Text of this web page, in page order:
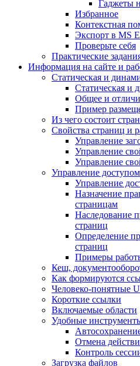
Гаджеты
Избранное
Контекстная
Экспорт в MS
Проверьте себя
Практические
Информация на сайте и
Статическая и
Статическая и
Общее и
Пример
Из чего состоит
Свойства страниц и
Управление
Управление
Управление
Управление
Управление
Назначение
страницам
Наследование
страниц
Определение
страниц
Примеры
Кеш,
Как формируются
Человеко-понятные
Короткие ссылки
Включаемые области
Удобные
Отмена
Контроль
Загрузка файлов